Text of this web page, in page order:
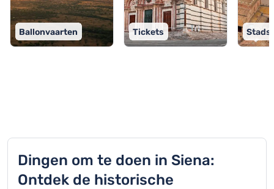
Ballonvaarten Tickets
Dingen om te doen in Siena:
Ontdek de historische